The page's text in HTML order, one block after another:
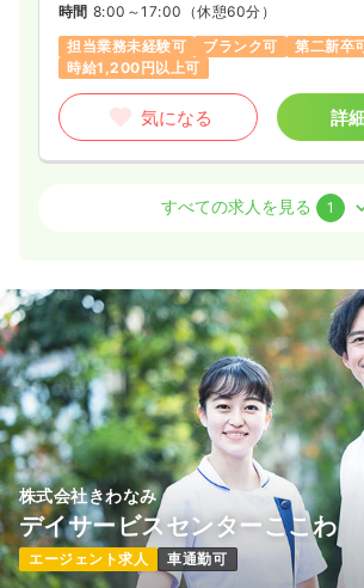
時間 8:00～17:00 （休憩60分）
担当業務未経験可
ブランク可
第二新卒
時給1,200円以上可
気になる 詳
正・准看護師
給与 18.7 万円/月 賞与4.4ヶ月
※経験5年の例
時間 8:00～17:00（休憩60分）
年間休日122日
4週8休以上
オンコール
担当業務未経験可
ブランク可 月給18万
気になる 詳
すべての求人を見る 1
株式会社きわなみ
デイサービスセンターここわ
エージェント求人 車通勤可